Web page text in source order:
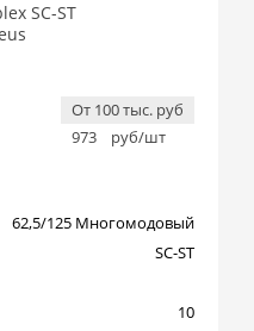
SC-ST
От 100 тыс. руб
973
руб/шт
62,5/125 Многомодовый
SC-ST
10